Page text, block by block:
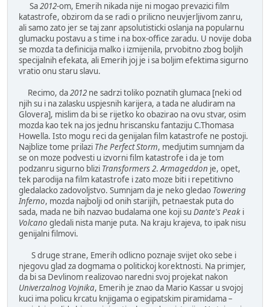
Sa2012-om, Emerih nikada nije ni mogao prevazici film
katastrofe, obzirom da se radi o prilicno neuvjerljivom zanru,
ali samo zato jer se taj zanr apsolutisticki oslanja na popularnu
glumacku postavu a s time i na box-office zaradu. U novije doba
se mozda ta definicija malko i izmijenila, prvobitno zbog boljih
specijalnih efekata, ali Emerih joj je i sa boljim efektima sigurno
vratio onu staru slavu.
Recimo, da2012 ne sadrzi toliko poznatih glumaca [neki od
njih su i na zalasku uspjesnih karijera, a tada ne aludiram na
Glovera], mislim da bi se rijetko ko obazirao na ovu stvar, osim
mozda kao tek na jos jednu hriscansku fantaziju C.Thomasa
Howella. Isto mogu reci da genijalan film katastrofe ne postoji.
Najblize tome prilazi The Perfect Storm, medjutim sumnjam da
se on moze podvesti u izvorni film katastrofe i da je tom
podzanru sigurno blizi Transformers 2.Armageddon je, opet,
tek parodija na film katastrofe i zato moze biti i repetitivno
gledalacko zadovoljstvo. Sumnjam da je neko gledao Towering
Inferno, mozda najbolji od onih starijih, petnaestak puta do
sada, mada ne bih nazvao budalama one koji su Dante's Peak i
Volcano gledali nista manje puta. Na kraju krajeva, to ipak nisu
genijalni filmovi.
S druge strane, Emerih odlicno poznaje svijet oko sebe i
njegovu glad za dogmama o politickoj korektnosti. Na primjer,
da bi sa Devlinom realizovao naredni svoj projekat nakon
Univerzalnog Vojnika, Emerih je znao da Mario Kassar u svojoj
kuci ima policu krcatu knjigama o egipatskim piramidama –